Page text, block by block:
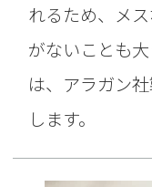
反応が出る場
コアトックス
生した場合は
なお、過去に
がある場合、
れるため、メ
がないことも
は、アラガン
します。